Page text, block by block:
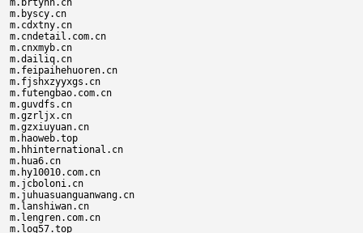
m.brtyhn.cn
m.byscy.cn
m.cdxtny.cn
m.cndetail.com.cn
m.cnxmyb.cn
m.dailiq.cn
m.feipaihehuoren.cn
m.fjshxzyyxgs.cn
m.futengbao.com.cn
m.guvdfs.cn
m.gzrljx.cn
m.gzxiuyuan.cn
m.haoweb.top
m.hhinternational.cn
m.hua6.cn
m.hy10010.com.cn
m.jcboloni.cn
m.juhuasuanguanwang.cn
m.lanshiwan.cn
m.lengren.com.cn
m.log57.top